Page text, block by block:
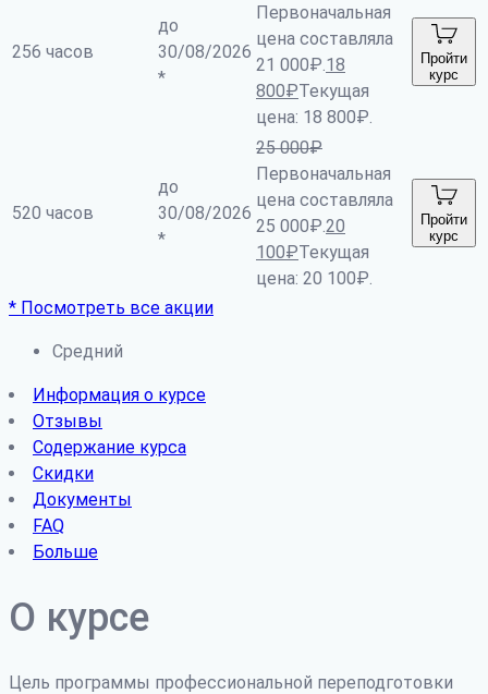
256 часов
до
30/08/2026
*
Первоначальная
цена составляла
21 000₽.18
800₽Текущая
цена: 18 800₽.
Пройти
курс
520 часов
до
30/08/2026
*
25 000₽
Первоначальная
цена составляла
25 000₽.20
100₽Текущая
цена: 20 100₽.
Пройти
курс
* Посмотреть все акции
Средний
Информация о курсе
Отзывы
Содержание курса
Скидки
Документы
FAQ
Больше
О курсе
Цель программы профессиональной переподготовки